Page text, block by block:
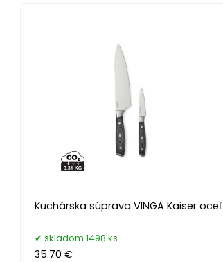
Kuchárska súprava VINGA Kaiser oceľ
skladom 1498 ks
35.70 €